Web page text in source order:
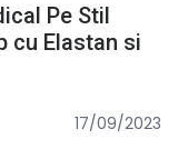
Pe Stil
cu Elastan si
17/09/2023